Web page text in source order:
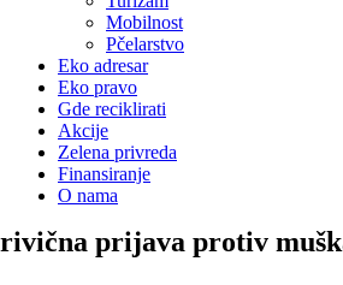
Mobilnost
Pčelarstvo
Eko adresar
Eko pravo
Gde reciklirati
Akcije
Zelena privreda
Finansiranje
O nama
prijava protiv